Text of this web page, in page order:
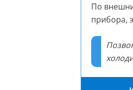
По
прибора,